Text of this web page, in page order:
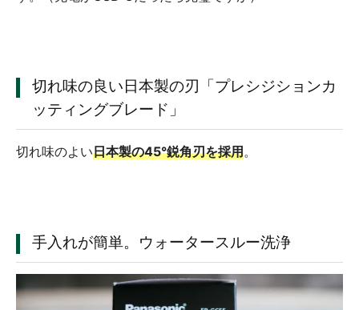
切れ味の良い日本製の刃「プレシジションカ
ッティングブレード」
切れ味のよい日本製の45°鋭角刃を採用。
手入れが簡単。ウォータースルー洗浄